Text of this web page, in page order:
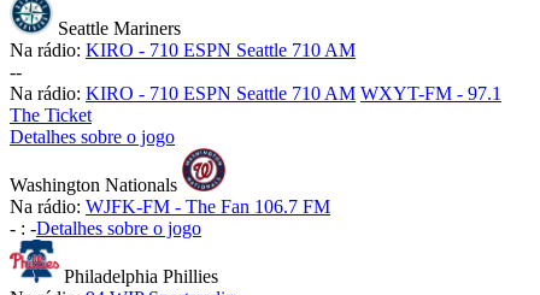
Seattle Mariners
Na rádio: KIRO - 710 ESPN Seattle 710 AM
--
Na rádio: KIRO - 710 ESPN Seattle 710 AM WXYT-FM - 97.1
The Ticket
Detalhes sobre o jogo
Washington Nationals
Na rádio: WJFK-FM - The Fan 106.7 FM
- : -Detalhes sobre o jogo
Philadelphia Phillies